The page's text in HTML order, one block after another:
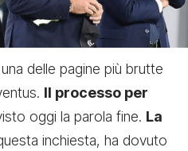
delle pagine più brutte
Il processo per
oggi la parola fine. La
inchiesta, ha dovuto